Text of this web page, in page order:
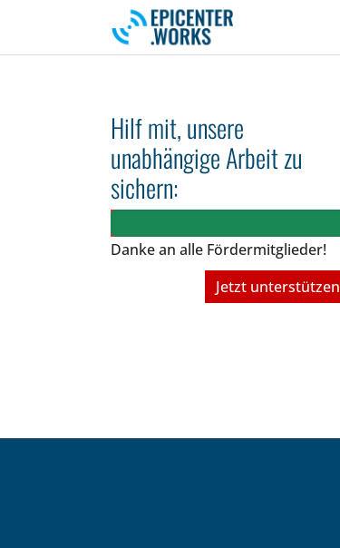
Skip to main navigation
Skip to main content
Skip to page footer
Hilf mit, unsere
unabhängige Arbeit zu
sichern:
Danke an alle Fördermitglieder!
Jetzt unterstützen